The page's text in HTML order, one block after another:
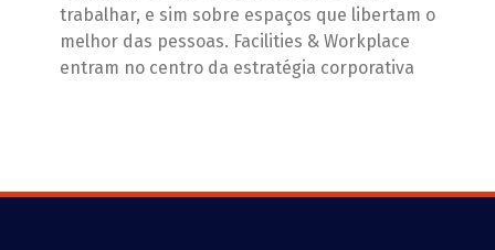
trabalhar, e sim sobre espaços que libertam o
melhor das pessoas. Facilities & Workplace
entram no centro da estratégia corporativa